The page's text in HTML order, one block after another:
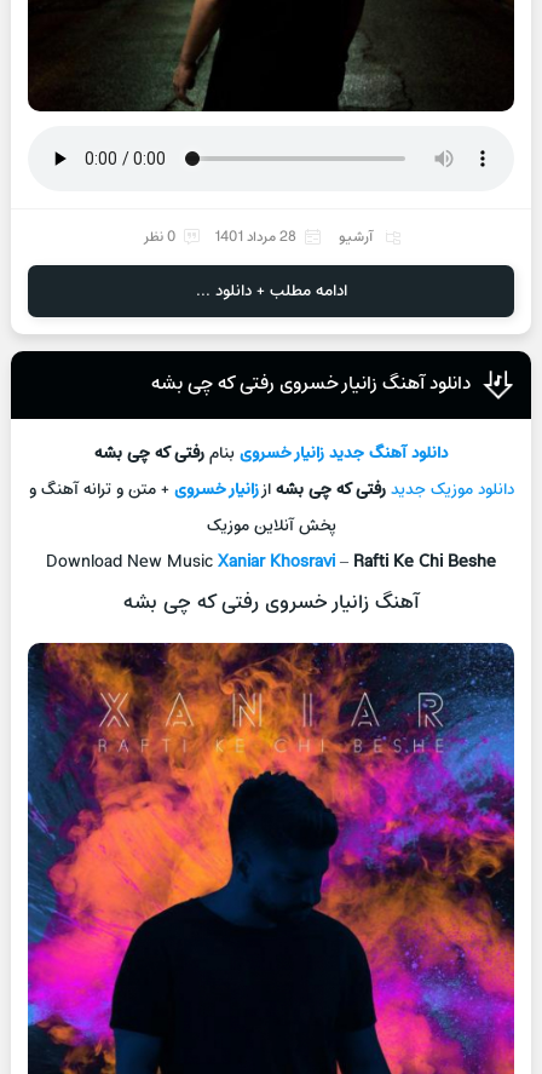
آرشیو 28 مرداد 1401 0 نظر
ادامه مطلب + دانلود ...
دانلود آهنگ زانیار خسروی رفتی که چی بشه
دانلود آهنگ جديدزانیار خسرویبنامرفتی که چی بشه
دانلود موزیک جديدرفتی که چی بشهاززانیار خسروی+ متن و ترانه آهنگ و
پخش آنلاين موزيک
Download New MusicXaniar Khosravi– Rafti Ke Chi Beshe
آهنگ زانیار خسروی رفتی که چی بشه